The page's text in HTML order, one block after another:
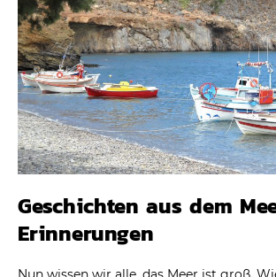
Geschichten aus dem
Erinnerungen